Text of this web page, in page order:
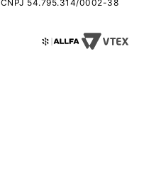
CNPJ 54.795.314/0002-38